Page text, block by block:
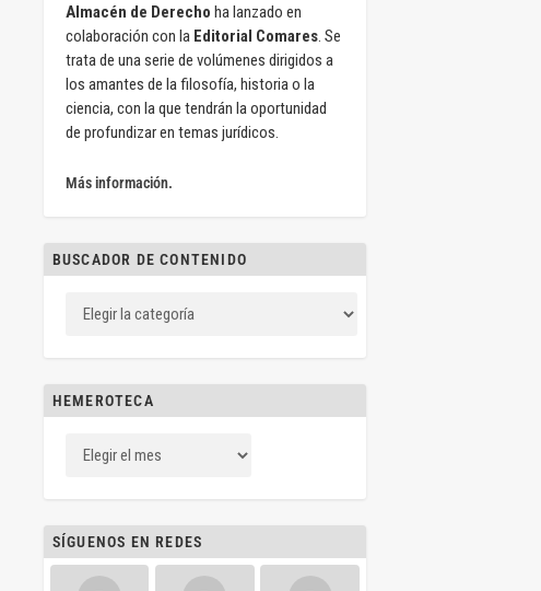
Almacén de Derecho ha lanzado en
colaboración con la Editorial Comares. Se
trata de una serie de volúmenes dirigidos a
los amantes de la filosofía, historia o la
ciencia, con la que tendrán la oportunidad
de profundizar en temas jurídicos.
Más información.
BUSCADOR DE CONTENIDO
HEMEROTECA
SÍGUENOS EN REDES